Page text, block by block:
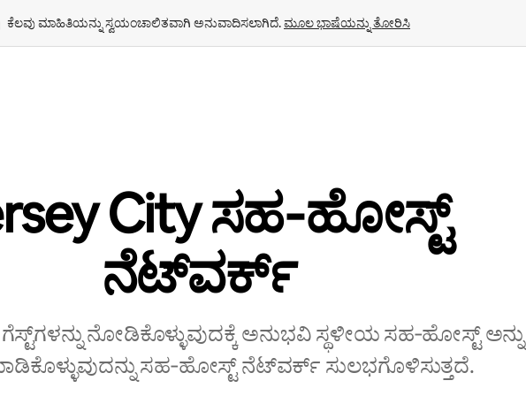
ಕೆಲವು ಮಾಹಿತಿಯನ್ನು ಸ್ವಯಂಚಾಲಿತವಾಗಿ ಅನುವಾದಿಸಲಾಗಿದೆ. ಮೂಲ ಭಾಷೆಯನ್ನು ತೋರಿಸಿ
City ಸಹ‑ಹೋಸ್ಟ್
‌ನೆಟ್‌ವರ್ಕ್
ನೋಡಿಕೊಳ್ಳುವುದಕ್ಕೆ ಅನುಭವಿ ಸ್ಥಳೀಯ ಸಹ‑ಹೋಸ್ಟ್ ಅನ್ನು
ಸಹ‑ಹೋಸ್ಟ್‌ ನೆಟ್‌ವರ್ಕ್‌ ಸುಲಭಗೊಳಿಸುತ್ತದೆ.